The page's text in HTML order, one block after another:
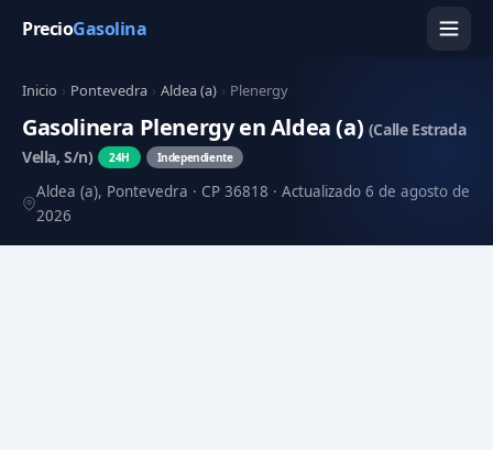
PrecioGasolina
Inicio › Pontevedra › Aldea (a) › Plenergy
Gasolinera Plenergy en Aldea (a) (Calle Estrada
Vella, S/n)
24H Independiente
Aldea (a), Pontevedra · CP 36818 · Actualizado 6 de agosto de
2026